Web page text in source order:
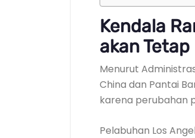
Kendala
akan Tetap
Menurut
China dan Pantai
karena perubahan
Pelabuhan Los